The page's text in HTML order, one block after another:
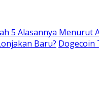
5 Alasannya Menurut
Baru? Dogecoin